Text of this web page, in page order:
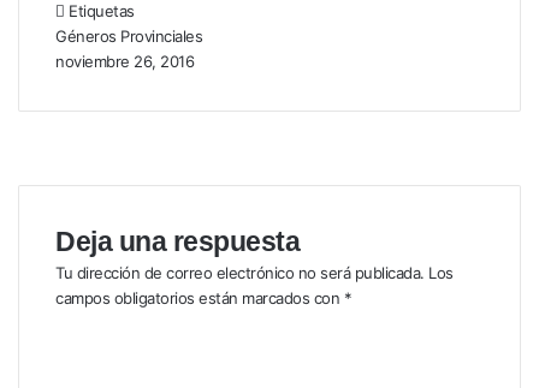
Etiquetas
Géneros Provinciales
noviembre 26, 2016
Deja una respuesta
Tu dirección de correo electrónico no será publicada. Los
campos obligatorios están marcados con *